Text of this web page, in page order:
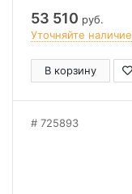
53 510 руб.
Уточняйте наличие
В корзину
725893